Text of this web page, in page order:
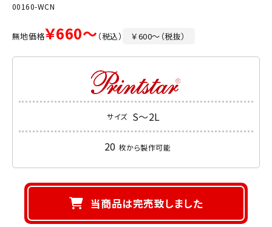
00160-WCN
無地価格￥660～ （税込） ￥600～（税抜）
サイズ S～2L
20 枚から製作可能
当商品は完売致しました